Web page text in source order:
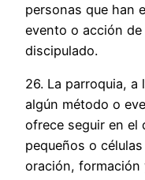
personas que han
evento o acción
discipulado.
26. La parroquia, a
algún método o
ofrece seguir en el
pequeños o
oración, formación